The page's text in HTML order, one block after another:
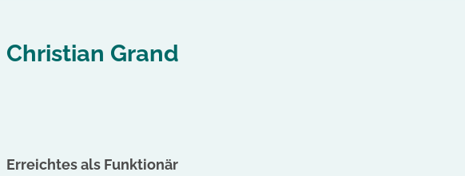
Christian Grand
Erreichtes als Funktionär